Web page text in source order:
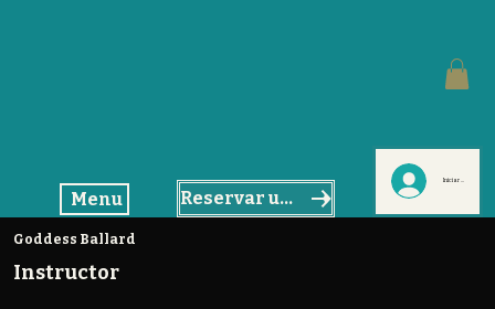
Menu Reservar un masaje
Iniciar sesión
Goddess Ballard
Instructor